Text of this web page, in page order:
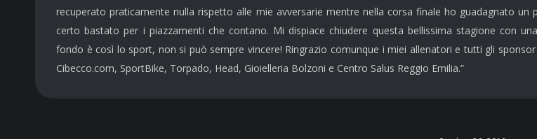
recuperato praticamente nulla rispetto alle mie avversarie mentre nella corsa finale ho guadagnato un
certo bastato per i piazzamenti che contano. Mi dispiace chiudere questa bellissima stagione con
fondo è così lo sport, non si può sempre vincere! Ringrazio comunque i miei allenatori e tutti gli
Cibecco.com, SportBike, Torpado, Head, Gioielleria Bolzoni e Centro Salus Reggio Emilia.”